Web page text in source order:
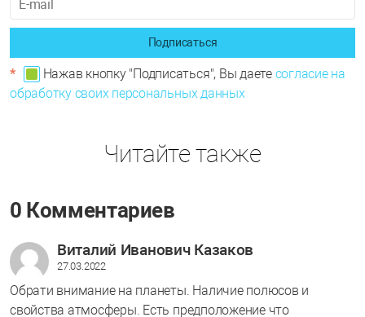
Подписаться
* Нажав кнопку "Подписаться", Вы даете согласие на
обработку своих персональных данных
Читайте также
0 Комментариев
Виталий Иванович Казаков
27.03.2022
Обрати внимание на планеты. Наличие полюсов и
свойства атмосферы. Есть предположение что